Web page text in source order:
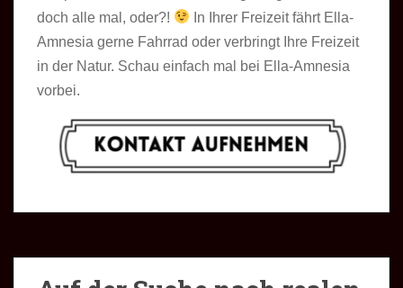
doch alle mal, oder?!
In Ihrer Freizeit fährt Ella-
Amnesia gerne Fahrrad oder verbringt Ihre Freizeit
in der Natur. Schau einfach mal bei Ella-Amnesia
vorbei.